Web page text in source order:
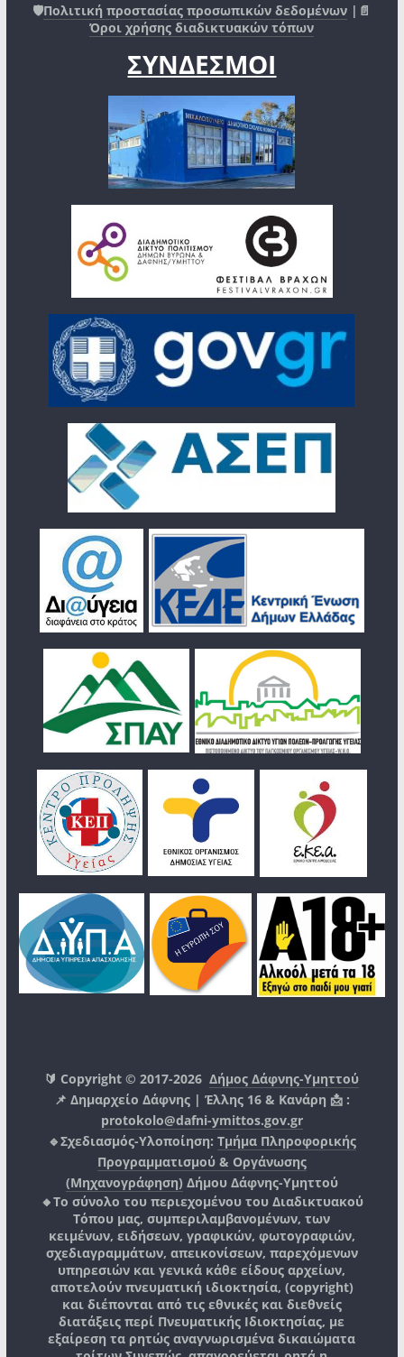
🛡️Πολιτική προστασίας προσωπικών δεδομένων |📄
Όροι χρήσης διαδικτυακών τόπων
ΣΥΝΔΕΣΜΟΙ
🔰 Copyright © 2017-2026Δήμος Δάφνης-Υμηττού
📌 Δημαρχείο Δάφνης | Έλλης 16 & Κανάρη 📩 :
protokolo@dafni-ymittos.gov.gr
🔹Σχεδιασμός-Υλοποίηση: Τμήμα Πληροφορικής
Προγραμματισμού & Οργάνωσης
(Μηχανογράφηση) Δήμου Δάφνης-Υμηττού
🔸Το σύνολο του περιεχομένου του Διαδικτυακού
Τόπου μας, συμπεριλαμβανομένων, των
κειμένων, ειδήσεων, γραφικών, φωτογραφιών,
σχεδιαγραμμάτων, απεικονίσεων, παρεχόμενων
υπηρεσιών και γενικά κάθε είδους αρχείων,
αποτελούν πνευματική ιδιοκτησία, (copyright)
και διέπονται από τις εθνικές και διεθνείς
διατάξεις περί Πνευματικής Ιδιοκτησίας, με
εξαίρεση τα ρητώς αναγνωρισμένα δικαιώματα